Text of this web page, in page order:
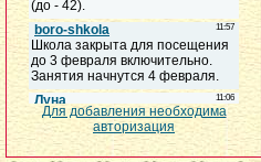
Для добавления необходима
авторизация